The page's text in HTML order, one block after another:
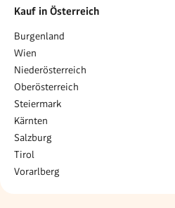
Kauf in Österreich
Burgenland
Wien
Niederösterreich
Oberösterreich
Steiermark
Kärnten
Salzburg
Tirol
Vorarlberg